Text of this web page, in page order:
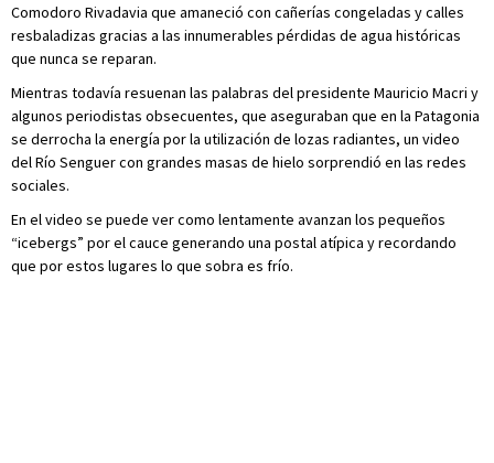
Comodoro Rivadavia que amaneció con cañerías congeladas y calles
resbaladizas gracias a las innumerables pérdidas de agua históricas
que nunca se reparan.
Mientras todavía resuenan las palabras del presidente Mauricio Macri y
algunos periodistas obsecuentes, que aseguraban que en la Patagonia
se derrocha la energía por la utilización de lozas radiantes, un video
del Río Senguer con grandes masas de hielo sorprendió en las redes
sociales.
En el video se puede ver como lentamente avanzan los pequeños
“icebergs” por el cauce generando una postal atípica y recordando
que por estos lugares lo que sobra es frío.